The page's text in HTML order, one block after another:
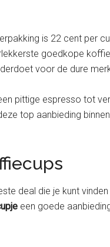
is 22 cent per
goedkope
voor de dure
pittige espresso tot
top aanbieding
deal die je kunt vinden
een goede